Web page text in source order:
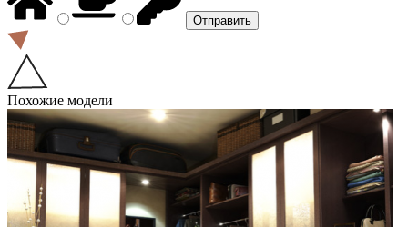
Похожие модели